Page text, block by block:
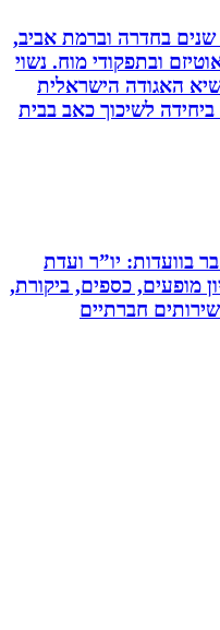
מנדי, כירופרקט 28 שנים בחדרה וברמת אביב,
ובתפקודי מוח. נשוי
האגודה הישראלית
עבד 8 שנים ביחידה לשיכוך כאב בבית
יו”ר ועדת
מופעים, כספים, ביקורת,
חברתיים